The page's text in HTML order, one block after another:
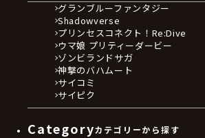
グランブルーファンタジー
Shadowverse
プリンセスコネクト！Re:Dive
ウマ娘 プリティーダービー
ゾンビランドサガ
神撃のバハムート
サイコミ
サイピク
Categoryカテゴリーから探す